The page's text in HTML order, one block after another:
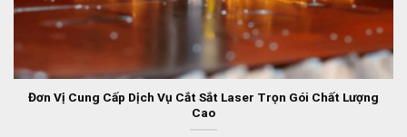
Đơn Vị Cung Cấp Dịch Vụ Cắt Sắt Laser Trọn Gói Chất Lượng
Cao